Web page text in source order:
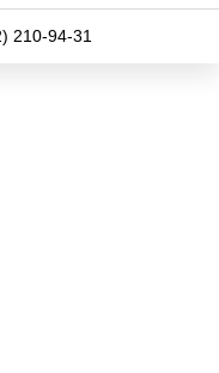
210-94-31